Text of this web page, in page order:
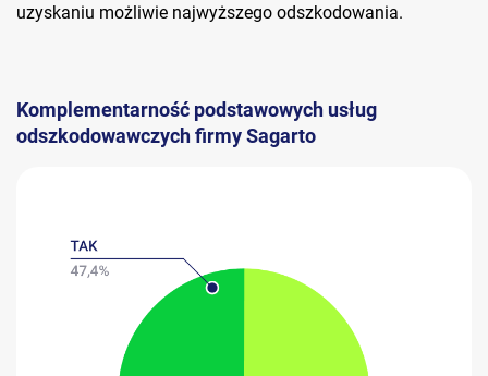
uzyskaniu możliwie najwyższego odszkodowania.
Komplementarność podstawowych usług
odszkodowawczych firmy Sagarto